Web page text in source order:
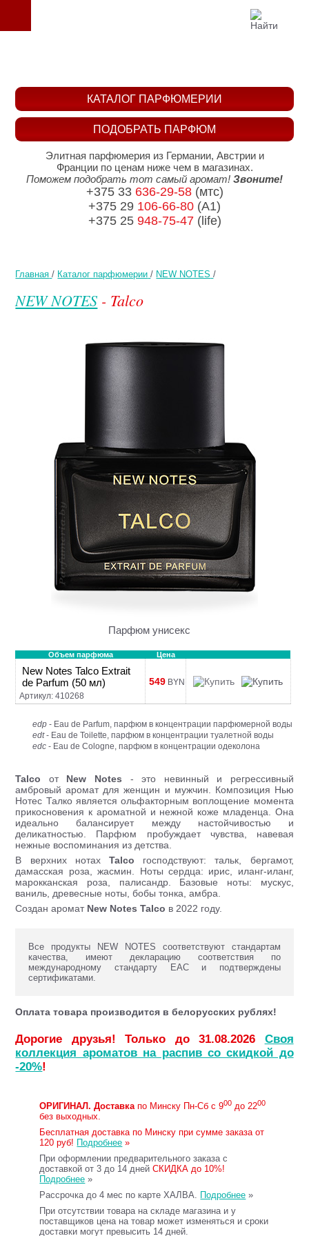
Главная / Каталог парфюмерии / NEW NOTES /
NEW NOTES - Talco
Парфюм унисекс
Объем парфюма Цена
New Notes Talco Extrait
de Parfum (50 мл)
Артикул: 410268
549 BYN
edp - Eau de Parfum, парфюм в концентрации парфюмерной воды
edt- Eau de Toilette, парфюм в концентрации туалетной воды
edc - Eau de Cologne, парфюм в концентрации одеколона
Talco от New Notes - это невинный и регрессивный
амбровый аромат для женщин и мужчин. Композиция Нью
Нотес Талко является ольфакторным воплощение момента
прикосновения к ароматной и нежной коже младенца. Она
идеально балансирует между настойчивостью и
деликатностью. Парфюм пробуждает чувства, навевая
нежные воспоминания из детства.
В верхних нотах Talco господствуют: тальк, бергамот,
дамасская роза, жасмин. Ноты сердца: ирис, иланг-иланг,
марокканская роза, палисандр. Базовые ноты: мускус,
ваниль, древесные ноты, бобы тонка, амбра.
Создан аромат New NotesTalco в 2022 году.
Все продукты NEW NOTES соответствуют стандартам
качества, имеют декларацию соответствия по
международному стандарту ЕАС и подтверждены
сертификатами.
Оплата товара производится в белорусских рублях!
Дорогие друзья! Только до 31.08.2026 Своя
коллекция ароматов на распив со скидкой до
-20%!
ОРИГИНАЛ. Доставкапо Минску Пн-Сб с 900 до 2200
без выходных.
Бесплатная доставка по Минску при сумме заказа от
120 руб! Подробнее »
При оформлении предварительного заказа с
доставкой от 3 до 14 днейСКИДКА до 10%!
Подробнее »
Рассрочка до 4 мес по карте ХАЛВА. Подробнее »
При отсутствии товара на складе магазина и у
поставщиков цена на товар может изменяться и сроки
доставки могут превысить 14 дней.
ПОДОБРАТЬ ПАРФЮМ
КАТАЛОГ ПАРФЮМЕРИИ
Элитная парфюмерия из Германии, Австрии и
Франции по ценам ниже чем в магазинах.
Поможем подобрать тот самый аромат! Звоните!
+375 33 636-29-58(мтс)
+375 29 106-66-80 (A1)
+375 25 948-75-47(life)